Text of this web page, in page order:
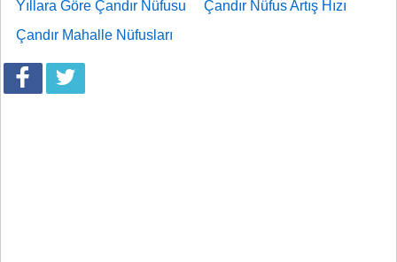
Yıllara Göre Çandır Nüfusu
Çandır Nüfus Artış Hızı
Çandır Mahalle Nüfusları